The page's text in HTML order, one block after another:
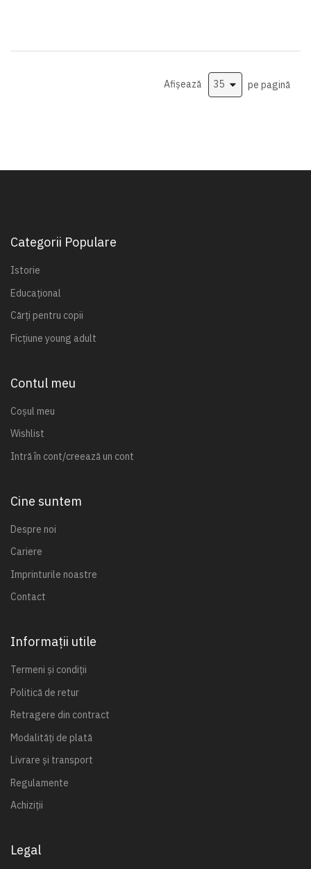
Afișează pe pagină
Categorii Populare
Istorie
Educațional
Cărți pentru copii
Ficțiune young adult
Contul meu
Coșul meu
Wishlist
Intră în cont/creează un cont
Cine suntem
Despre noi
Cariere
Imprinturile noastre
Contact
Informații utile
Termeni și condiții
Politică de retur
Retragere din contract
Modalități de plată
Livrare și transport
Regulamente
Achiziții
Legal